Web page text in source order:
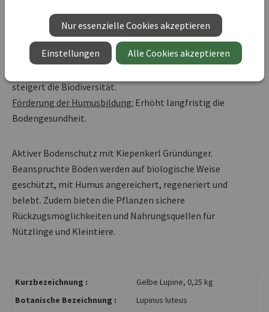
Nährstoffe und fördert die Bodenfruchtbarkeit.
Bodenschutz:Verhindert Austrocknung, Erosion und
Nährstoffauswaschung.
steigert die Biodiversität.
Förderung der Humusbildung: Erhöht langfristig die
Bodengesundheit.
Aktiver Bodenschutz mit Kiepenkerl Gründünger.
Beanspruchte Böden werden auf biologische Weise
geschützt, mit Humus angereichert, regeneriert und
belebt. Zudem bieten die Pflanzen sichere
Rückzugsmöglichkeiten und Nahrungsquellen für
Nützlinge und Kleintiere.
Kurzbezeichnung :
Gelbe Lupine, 0,25 kg
Botanische Bezeichnung :
Lupinus luteus
Nur essenzielle Cookies akzeptieren
Einstellungen Alle Cookies akzeptieren